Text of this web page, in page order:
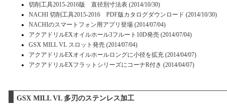
切削工具2015-2016版 直径別寸法表 (2014/10/30)
NACHI 切削工具2015-2016 PDF版カタログダウンロード (2014/10/30)
NACHIのスマートフォン用アプリ登場 (2014/07/04)
アクアドリルEXオイルホール3フルート10D発売 (2014/07/04)
GSX MILL VL スロット発売 (2014/07/04)
アクアドリルEXオイルホールロングに小径を拡充 (2014/04/07)
アクアドリルEXフラットシリーズにコーナR付き (2014/04/07)
GSX MILL VL 多刃のステンレス加工